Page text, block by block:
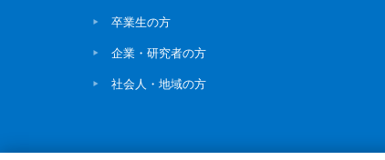
卒業生の方
企業・研究者の方
社会人・地域の方